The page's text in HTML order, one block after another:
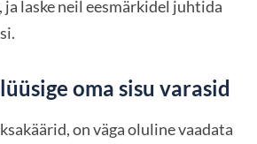
laske neil eesmärkidel juhtida
oma sisu varasid
on väga oluline vaadata